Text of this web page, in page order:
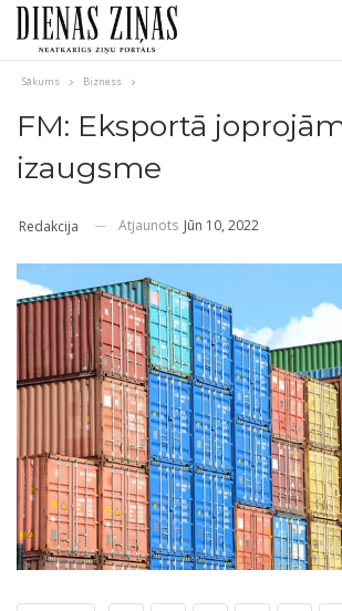
Sākums Bizness
FM: Eksportā
izaugsme
Redakcija Atjaunots Jūn 10, 2022